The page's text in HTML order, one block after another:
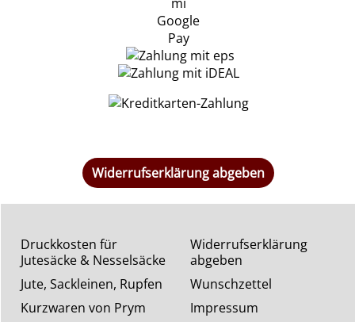
Widerrufserklärung abgeben
Widerrufserklärung
abgeben
Wunschzettel
Impressum
Druckkosten für
Jutesäcke & Nesselsäcke
Jute, Sackleinen, Rupfen
Kurzwaren von Prym